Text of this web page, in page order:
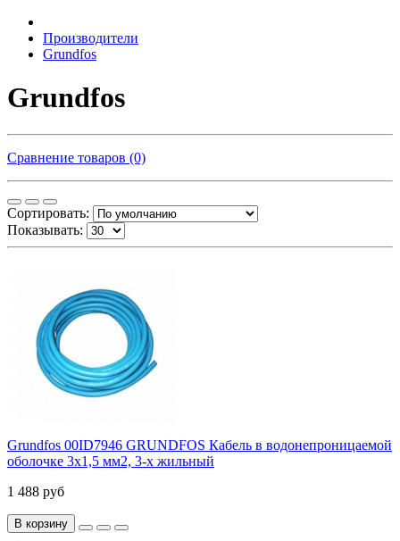
Производители
Grundfos
Grundfos
Сравнение товаров (0)
Сортировать:
Показывать:
Grundfos 00ID7946 GRUNDFOS Кабель в водонепроницаемой
оболочке 3x1,5 мм2, 3-х жильный
1 488 руб
В корзину